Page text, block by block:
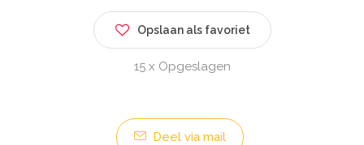
Opslaan als favoriet
15 x Opgeslagen
Deel via mail